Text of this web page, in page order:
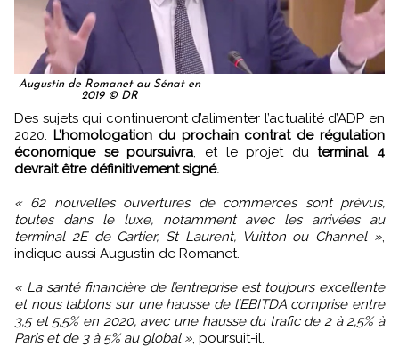
Augustin de Romanet au Sénat en
2019 © DR
Des sujets qui continueront d’alimenter l’actualité d’ADP en
2020. L’homologation du prochain contrat de régulation
économique se poursuivra, et le projet duterminal 4
devrait être définitivement signé.
« 62 nouvelles ouvertures de commerces sont prévus,
toutes dans le luxe, notamment avec les arrivées au
terminal 2E de Cartier, St Laurent, Vuitton ou Channel »,
indique aussi Augustin de Romanet.
« La santé financière de l’entreprise est toujours excellente
et nous tablons sur une hausse de l’EBITDA comprise entre
3,5 et 5,5% en 2020, avec une hausse du trafic de 2 à 2,5% à
Paris et de 3 à 5% au global », poursuit-il.